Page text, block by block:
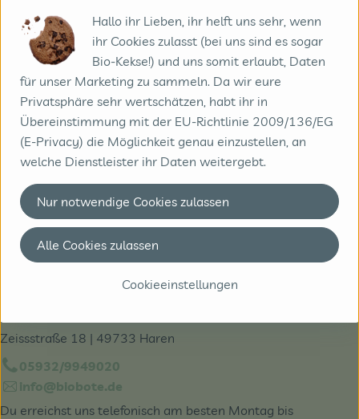
Thise Mejeri
AmbA
DK 7870 Roslev
Thise – die dänische Bio-Molkerei mit großer Leidenschaft
für Molkereiprodukte
www.thise.dk
(Daten von Ecoinform)
Thise Mejeri
Zeissstraße 18 | 49733 Haren
05932/9949020
info@biobote.de
Du erreichst uns telefonisch am besten Montag bis
Hallo ihr Lieben, ihr helft uns sehr, wenn
ihr Cookies zulasst (bei uns sind es sogar
Bio-Kekse!) und uns somit erlaubt, Daten
für unser Marketing zu sammeln. Da wir eure
Privatsphäre sehr wertschätzen, habt ihr in
Übereinstimmung mit der EU-Richtlinie 2009/136/EG
(E-Privacy) die Möglichkeit genau einzustellen, an
welche Dienstleister ihr Daten weitergebt.
Cookieeinstellungen
Nur notwendige Cookies zulassen
Alle Cookies zulassen